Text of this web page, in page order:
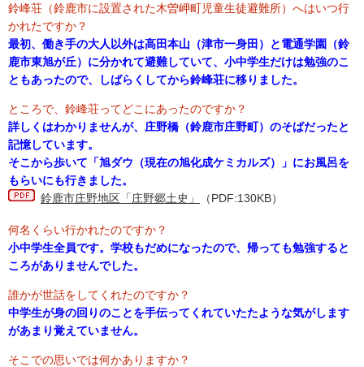
鈴峰荘 （鈴鹿市に設置された木曽岬町児童生徒避難所）へはいつ行
かれたですか？
最初、働き手の大人以外は高田本山（津市一身田）と電通学園（鈴
鹿市東旭が丘）に分かれて避難していて、小中学生だけは勉強のこ
ともあったので、しばらくしてから鈴峰荘に移りました。
ところで、鈴峰荘ってどこにあったのですか？
詳しくはわかりませんが、庄野橋（鈴鹿市庄野町）のそばだったと
記憶しています。
そこから歩いて「旭ダウ（現在の旭化成ケミカルズ）」にお風呂を
もらいにも行きました。
鈴鹿市庄野地区「庄野郷土史」
（PDF:130KB）
何名くらい行かれたのですか？
小中学生全員です。学校もだめになったので、帰っても勉強すると
ころがありませんでした。
誰かが世話をしてくれたのですか？
中学生が身の回りのことを手伝ってくれていたたような気がします
があまり覚えていません。
そこでの思いでは何かありますか？